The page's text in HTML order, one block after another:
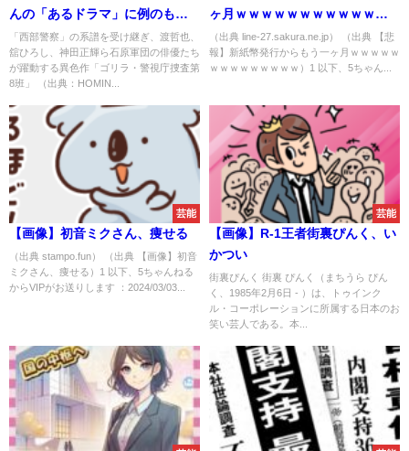
んの「あるドラマ」に例のもの
が強く記憶に残っていることに
「西部警察」の系譜を受け継ぎ、渡哲也、
舘ひろし、神田正輝ら石原軍団の俳優たち
が躍動する異色作「ゴリラ・警視庁捜査第
8班」 （出典：HOMIN...
ヶ月ｗｗｗｗｗｗｗｗｗｗｗｗ
ｗｗ
（出典 line-27.sakura.ne.jp） （出典 【悲
報】新紙幣発行からもう一ヶ月ｗｗｗｗｗ
ｗｗｗｗｗｗｗｗｗ）1 以下、5ちゃん...
芸能
【画像】初音ミクさん、痩せる
（出典 stampo.fun） （出典 【画像】初音
ミクさん、痩せる）1 以下、5ちゃんねる
からVIPがお送りします ：2024/03/03...
芸能
【画像】R-1王者街裏ぴんく、い
かつい
街裏ぴんく 街裏 ぴんく（まちうら ぴん
く、1985年2月6日 - ）は、トゥインク
ル・コーポレーションに所属する日本のお
笑い芸人である。本...